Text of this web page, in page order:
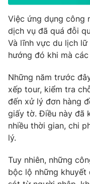
Chất lượng cuộc
Tuyển sinh
Học trực tuyến
Công nghệ
Hitech Công nghệ
Sản phẩm
Thị trường
Tư vấn
Giao lưu trực tuyến
Lịch phát sóng
Chuyên mục khác
Emagazine
Photo
Việc ứng dụng công
dịch vụ đã quá đỗi
Và lĩnh vực du lịch lữ
hướng đó khi mà
Những năm trước
xếp tour, kiểm tra
đến xử lý đơn hàng
giấy tờ. Điều này đã
nhiều thời gian, chi
lý.
Tuy nhiên, những
bộc lộ những khuyết